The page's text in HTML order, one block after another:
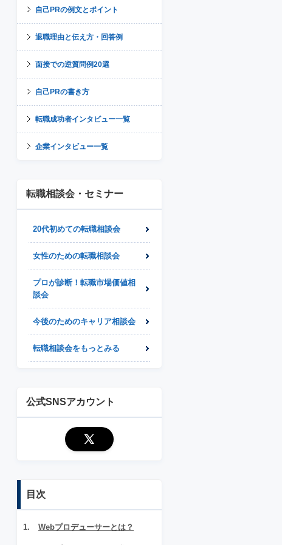
自己PRの例文とポイント
退職理由と伝え方・回答例
面接での逆質問例20選
自己PRの書き方
転職成功者インタビュー一覧
企業インタビュー一覧
転職相談会・セミナー
20代初めての転職相談会
女性のための転職相談会
プロが診断！転職市場価値相
談会
今後のためのキャリア相談会
転職相談会をもっとみる
公式SNSアカウント
目次
Webプロデューサーとは？